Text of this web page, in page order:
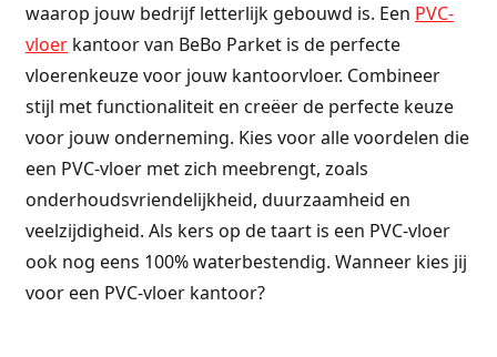
waarop jouw bedrijf letterlijk gebouwd is. Een PVC-
vloerkantoor van BeBo Parket is de perfecte
vloerenkeuze voor jouw kantoorvloer. Combineer
stijl met functionaliteit en creëer de perfecte keuze
voor jouw onderneming. Kies voor alle voordelen die
een PVC-vloer met zich meebrengt, zoals
onderhoudsvriendelijkheid, duurzaamheid en
veelzijdigheid. Als kers op de taart is een PVC-vloer
ook nog eens 100% waterbestendig. Wanneer kies jij
voor een PVC-vloer kantoor?